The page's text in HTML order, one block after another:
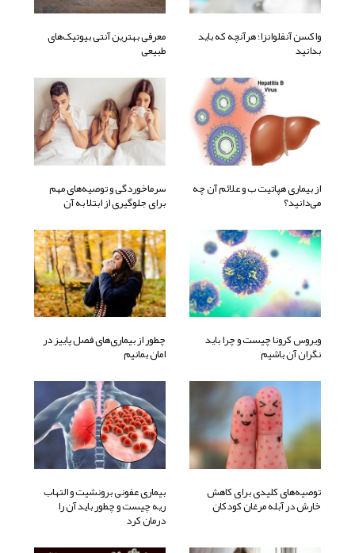
واکسن آنفلوانزا؛ هرآنچه که باید
بدانید
معرفی بهترین آنتی بیوتیک‌های
طبیعی
از بیماری هپاتیت ب و علائم آن چه
می‌دانید؟
سرماخوردگی و توصیه‌های مهم
برای جلوگیری از ابتلا به آن
ویروس کرونا چیست و چرا باید
نگران آن باشیم
چطور از بیماری‌های فصل پاییز در
امان بمانیم
توصیه‌های کلیدی برای کاهش
خارش در آبله مرغان کودکان
بیماری عفونی برونشیت و التهاب
ریه چیست و چطور باید آن را
درمان کرد